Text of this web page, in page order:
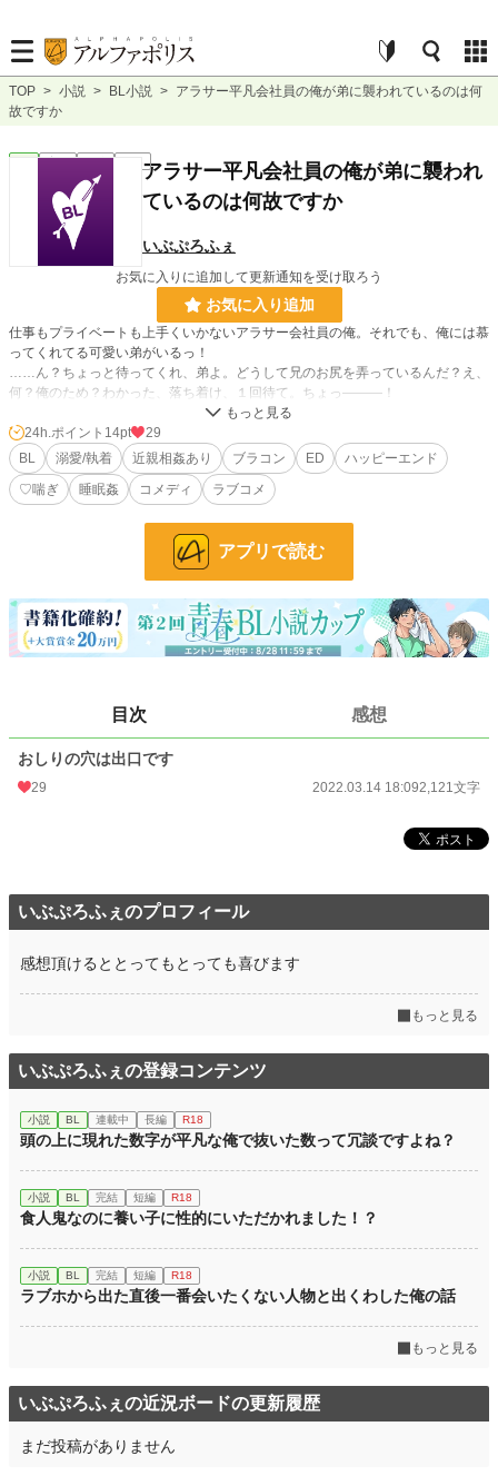
TOP > 小説 > BL小説 > アラサー平凡会社員の俺が弟に襲われているのは何
故ですか
完結 短編
アラサー平凡会社員の俺が弟に襲われ
ているのは何故ですか
いぶぷろふぇ
お気に入りに追加して更新通知を受け取ろう
お気に入り追加
仕事もプライベートも上手くいかないアラサー会社員の俺。それでも、俺には慕
ってくれてる可愛い弟がいるっ！
……ん？ちょっと待ってくれ、弟よ。どうして兄のお尻を弄っているんだ？え、
何？俺のため？わかった、落ち着け、１回待て。ちょっ―――！
拗らせブラコンのイケメン弟×無自覚ブラコンのアラサー兄
小説 31,747 位 / 228,926 件
8,329 位 / 31,450 件
24h.ポイント 14 pt
文字数 2,121
初回公開日時 2022.03.14 18:09
累計ポイント 105,379 pt (29,527 位)
24h.ポイント 14pt
29
BL
溺愛/執着 近親相姦あり ブラコン ED
ハッピーエンド
♡喘ぎ
睡眠姦 コメディ ラブコメ
アプリで読む
目次 感想
おしりの穴は出口です
29 2022.03.14 18:092,121文字
いぶぷろふぇのプロフィール
感想頂けるととってもとっても喜びます
もっと見る
いぶぷろふぇの登録コンテンツ
小説 BL 連載中 長編 R18
頭の上に現れた数字が平凡な俺で抜いた数って冗談ですよね？
小説 BL 完結 短編 R18
食人鬼なのに養い子に性的にいただかれました！？
小説 BL 完結 短編 R18
ラブホから出た直後一番会いたくない人物と出くわした俺の話
もっと見る
いぶぷろふぇの近況ボードの更新履歴
まだ投稿がありません